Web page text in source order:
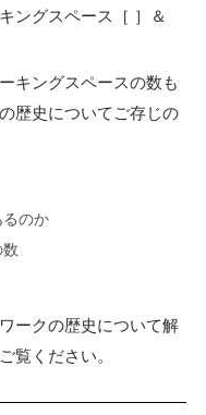
ングスペース［ ］＆
キングスペースの数も
歴史についてご存じの
のか
ークの歴史について解
覧ください。